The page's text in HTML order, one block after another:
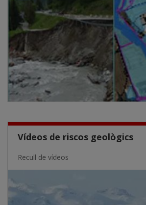
Vídeos de riscos geològics
Recull de vídeos